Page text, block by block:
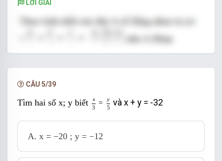
LỜI GIẢI
CÂU 5/39
Tìm hai số x; y biết
x
3
=
y
5
x =y
và x + y = -32
A. x = −20 ; y = −12